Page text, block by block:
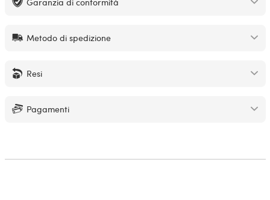
Garanzia di conformità
Metodo di spedizione
Resi
Pagamenti